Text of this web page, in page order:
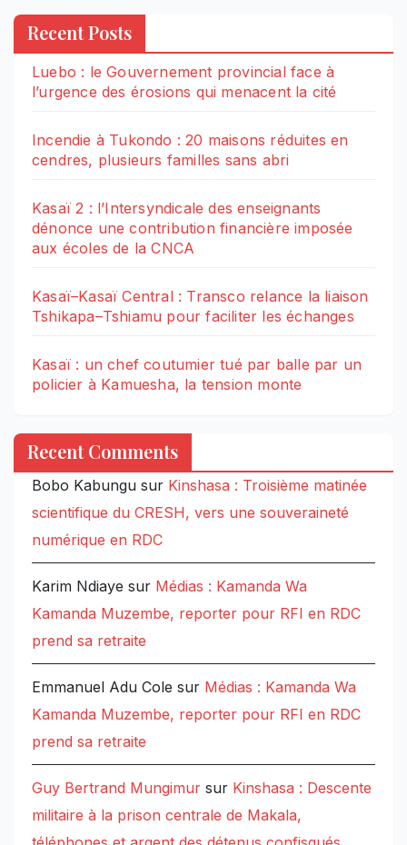
Recent Posts
Luebo : le Gouvernement provincial face à
l’urgence des érosions qui menacent la cité
Incendie à Tukondo : 20 maisons réduites en
cendres, plusieurs familles sans abri
Kasaï 2 : l’Intersyndicale des enseignants
dénonce une contribution financière imposée
aux écoles de la CNCA
Kasaï–Kasaï Central : Transco relance la liaison
Tshikapa–Tshiamu pour faciliter les échanges
Kasaï : un chef coutumier tué par balle par un
policier à Kamuesha, la tension monte
Recent Comments
Bobo Kabungu sur Kinshasa : Troisième matinée
scientifique du CRESH, vers une souveraineté
numérique en RDC
Karim Ndiaye sur Médias : Kamanda Wa
Kamanda Muzembe, reporter pour RFI en RDC
prend sa retraite
Emmanuel Adu Cole sur Médias : Kamanda Wa
Kamanda Muzembe, reporter pour RFI en RDC
prend sa retraite
Guy Bertrand Mungimur sur Kinshasa : Descente
militaire à la prison centrale de Makala,